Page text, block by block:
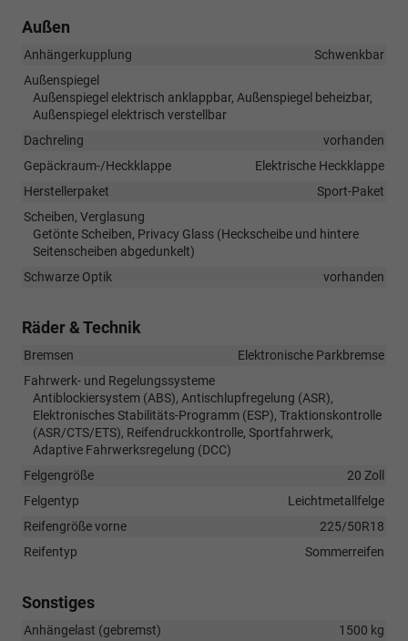
Außen
Anhängerkupplung
Schwenkbar
Außenspiegel
Außenspiegel elektrisch anklappbar, Außenspiegel beheizbar,
Außenspiegel elektrisch verstellbar
Dachreling
vorhanden
Gepäckraum-/Heckklappe
Elektrische Heckklappe
Herstellerpaket
Sport-Paket
Scheiben, Verglasung
Getönte Scheiben, Privacy Glass (Heckscheibe und hintere
Seitenscheiben abgedunkelt)
Schwarze Optik
vorhanden
Räder & Technik
Bremsen
Elektronische Parkbremse
Fahrwerk- und Regelungssysteme
Antiblockiersystem (ABS), Antischlupfregelung (ASR),
Elektronisches Stabilitäts-Programm (ESP), Traktionskontrolle
(ASR/CTS/ETS), Reifendruckkontrolle, Sportfahrwerk,
Adaptive Fahrwerksregelung (DCC)
Felgengröße
20 Zoll
Felgentyp
Leichtmetallfelge
Reifengröße vorne
225/50R18
Reifentyp
Sommerreifen
Sonstiges
Anhängelast (gebremst) 1500 kg